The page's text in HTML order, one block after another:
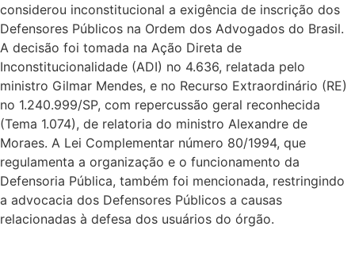
considerou inconstitucional a exigência de inscrição dos
Defensores Públicos na Ordem dos Advogados do Brasil.
A decisão foi tomada na Ação Direta de
Inconstitucionalidade (ADI) no 4.636, relatada pelo
ministro Gilmar Mendes, e no Recurso Extraordinário (RE)
no 1.240.999/SP, com repercussão geral reconhecida
(Tema 1.074), de relatoria do ministro Alexandre de
Moraes. A Lei Complementar número 80/1994, que
regulamenta a organização e o funcionamento da
Defensoria Pública, também foi mencionada, restringindo
a advocacia dos Defensores Públicos a causas
relacionadas à defesa dos usuários do órgão.